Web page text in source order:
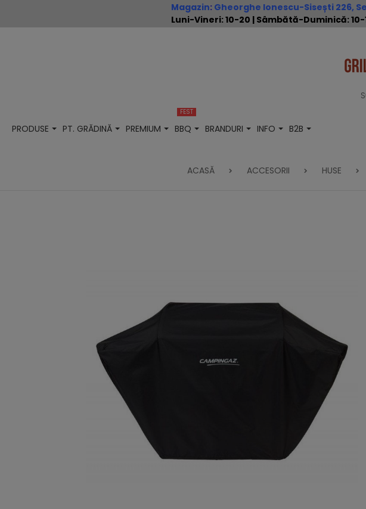
Magazin: Gheorghe Ionescu-Sisești 226,
Luni-Vineri: 10-20 | Sâmbătă-Duminică: 10-
PRODUSE PT. GRĂDINĂ PREMIUM BBQ
FEST
BRANDURI INFO
B2B
ACASĂ ACCESORII HUSE